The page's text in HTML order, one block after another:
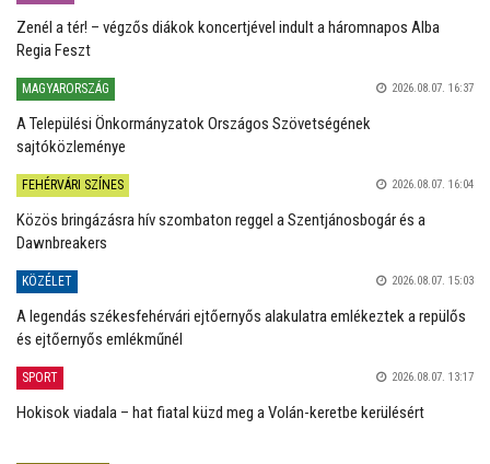
Zenél a tér! – végzős diákok koncertjével indult a háromnapos Alba
Regia Feszt
MAGYARORSZÁG 2026.08.07. 16:37
A Települési Önkormányzatok Országos Szövetségének
sajtóközleménye
FEHÉRVÁRI SZÍNES 2026.08.07. 16:04
Közös bringázásra hív szombaton reggel a Szentjánosbogár és a
Dawnbreakers
KÖZÉLET 2026.08.07. 15:03
A legendás székesfehérvári ejtőernyős alakulatra emlékeztek a repülős
és ejtőernyős emlékműnél
SPORT 2026.08.07. 13:17
Hokisok viadala – hat fiatal küzd meg a Volán-keretbe kerülésért